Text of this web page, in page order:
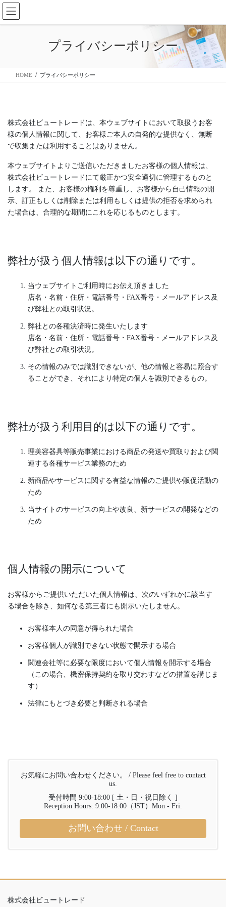
コ
ン
テ
ナ
ビ
ゲ
プライバシーポリシー
HOME プライバシーポリシー
株式会社ビュートレードは、本ウェブサイトにおいて取扱うお客
様の個人情報に関して、お客様ご本人の自発的な提供なく、無断
で収集または利用することはありません。
本ウェブサイトよりご送信いただきましたお客様の個人情報は、
株式会社ビュートレードにて厳正かつ安全適切に管理するものと
します。 また、お客様の権利を尊重し、お客様から自己情報の開
示、訂正もしくは削除または利用もしくは提供の拒否を求められ
た場合は、合理的な期間にこれを応じるものとします。
弊社が扱う個人情報は以下の通りです。
当ウェブサイトご利用時にお伝え頂きました
店名・名前・住所・電話番号・FAX番号・メールアドレス及
び弊社との取引状況。
弊社との各種決済時に発生いたします
店名・名前・住所・電話番号・FAX番号・メールアドレス及
び弊社との取引状況。
その情報のみでは識別できないが、他の情報と容易に照合す
ることができ、それにより特定の個人を識別できるもの。
弊社が扱う利用目的は以下の通りです。
理美容器具等販売事業における商品の発送や買取りおよび関
連する各種サービス業務のため
新商品やサービスに関する有益な情報のご提供や販促活動の
ため
当サイトのサービスの向上や改良、新サービスの開発などの
ため
個人情報の開示について
お客様からご提供いただいた個人情報は、次のいずれかに該当す
る場合を除き、如何なる第三者にも開示いたしません。
お客様本人の同意が得られた場合
お客様個人が識別できない状態で開示する場合
関連会社等に必要な限度において個人情報を開示する場合
（この場合、機密保持契約を取り交わすなどの措置を講じま
す）
法律にもとづき必要と判断される場合
お気軽にお問い合わせください。 / Please feel free to contact
us.
受付時間 9:00-18:00 [ 土・日・祝日除く ]
Reception Hours: 9:00-18:00（JST）Mon - Fri.
お問い合わせ / Contact
株式会社ビュートレード